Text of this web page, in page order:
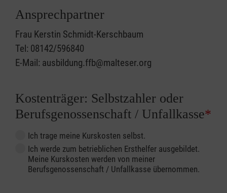
Ansprechpartner
Frau Kerstin Schmidt-Kerschbaum
Tel: 08142/596840
E-Mail: ausbildung.ffb@malteser.org
Kostenträger: Selbstzahler oder
Berufsgenossenschaft / Unfallkasse*
Ich trage meine Kurskosten selbst.
Ich werde zum betrieblichen Ersthelfer ausgebildet.
Meine Kurskosten werden von meiner
Berufsgenossenschaft / Unfallkasse übernommen.